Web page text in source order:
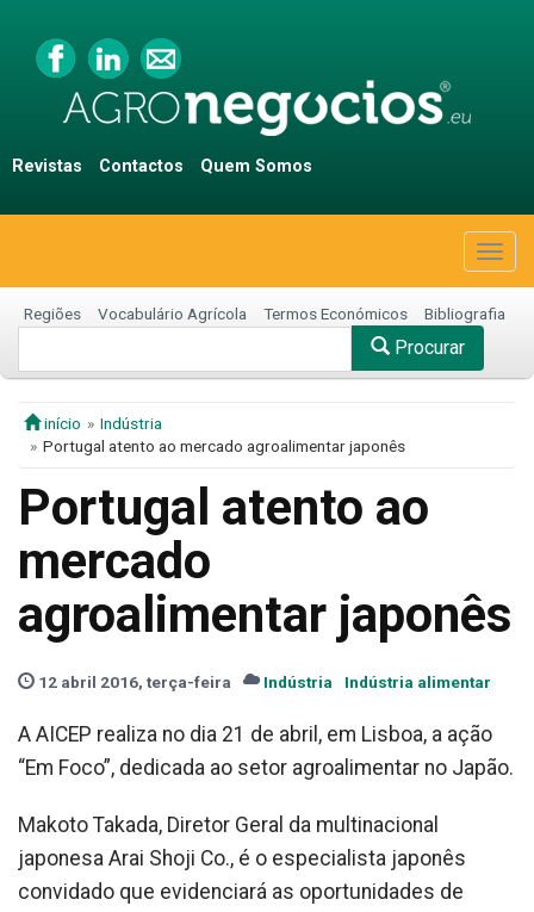
Revistas Contactos Quem Somos
Regiões Vocabulário Agrícola Termos Económicos Bibliografia
Procurar
início
Indústria
Portugal atento ao mercado agroalimentar japonês
Portugal atento ao
mercado
agroalimentar japonês
12 abril 2016, terça-feira Indústria Indústria alimentar
A AICEP realiza no dia 21 de abril, em Lisboa, a ação
“Em Foco”, dedicada ao setor agroalimentar no Japão.
Makoto Takada, Diretor Geral da multinacional
japonesa Arai Shoji Co., é o especialista japonês
convidado que evidenciará as oportunidades de